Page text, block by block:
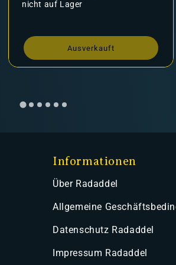
Preis
nicht auf Lager
Ausverkauft
Informationen
Über Radaddel
Allgemeine
Datenschutz Radaddel
Impressum Radaddel